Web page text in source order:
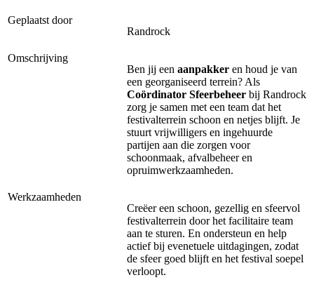
Geplaatst door
Randrock
Omschrijving
Ben jij een aanpakker en houd je van
een georganiseerd terrein? Als
Coördinator Sfeerbeheer bij Randrock
zorg je samen met een team dat het
festivalterrein schoon en netjes blijft. Je
stuurt vrijwilligers en ingehuurde
partijen aan die zorgen voor
schoonmaak, afvalbeheer en
opruimwerkzaamheden.
Werkzaamheden
Creëer een schoon, gezellig en sfeervol
festivalterrein door het facilitaire team
aan te sturen. En ondersteun en help
actief bij evenetuele uitdagingen, zodat
de sfeer goed blijft en het festival soepel
verloopt.